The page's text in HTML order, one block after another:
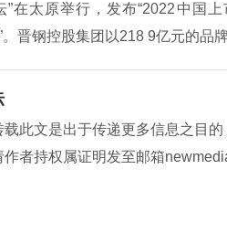
在太原举行，发布“2022中国
。晋钢控股集团以218 9亿元的品
载此文是出于传递更多信息之目
者持权属证明发至邮箱